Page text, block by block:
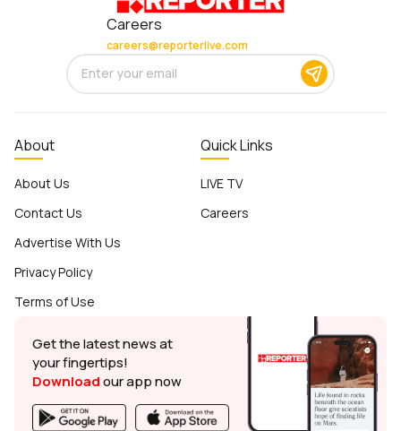
Careers
careers@reporterlive.com
About
About Us
Contact Us
Advertise With Us
Privacy Policy
Terms of Use
Quick Links
LIVE TV
Careers
Get the latest news at
your fingertips!
Downloadour app now